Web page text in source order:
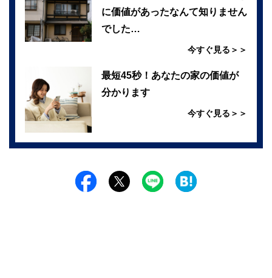
に価値があったなんて知りません
でした…
今すぐ見る＞＞
最短45秒！あなたの家の価値が
分かります
今すぐ見る＞＞